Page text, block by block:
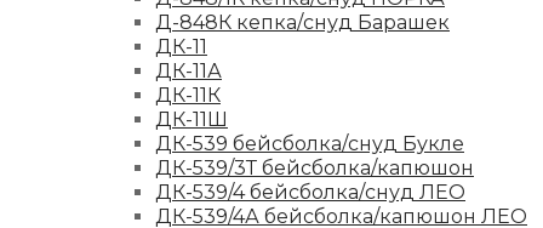
Д-848К кепка/снуд Барашек
ДК-11
ДК-11А
ДК-11К
ДК-11Ш
ДК-539 бейсболка/снуд Букле
ДК-539/3Т бейсболка/капюшон
ДК-539/4 бейсболка/снуд ЛЕО
ДК-539/4А бейсболка/капюшон ЛЕО